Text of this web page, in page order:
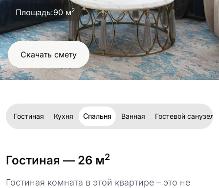
Площадь:90 м2
Скачать смету
Гостиная Кухня Спальня Ванная Гостевой санузел
Гостиная — 26 м2
Гостиная комната в этой квартире – это не